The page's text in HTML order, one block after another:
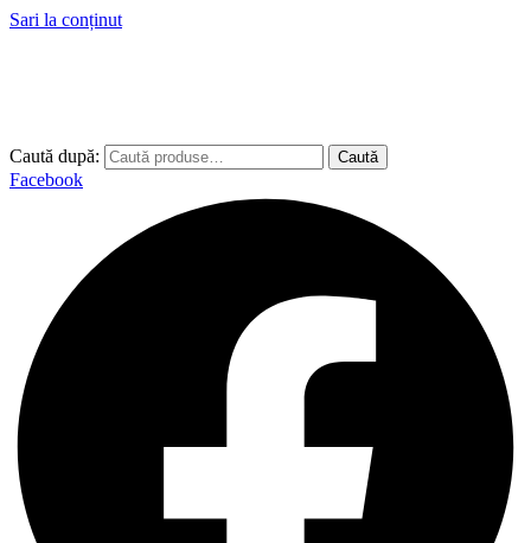
Sari la conținut
Caută după: Caută
Facebook